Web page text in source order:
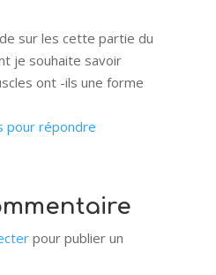
sur les cette partie du
je souhaite savoir
ont -ils une forme
pour répondre
pour publier un